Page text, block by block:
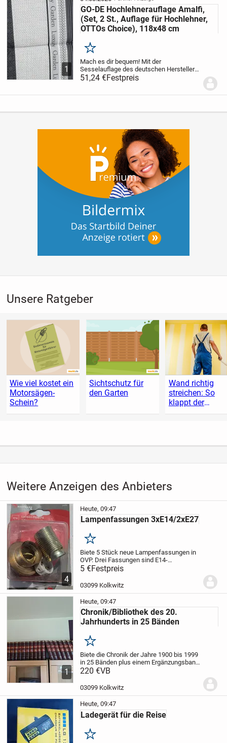
1
GO-DE Hochlehnerauflage Amalfi,
(Set, 2 St., Auflage für Hochlehner,
OTTOs Choice), 118x48 cm
Merken
Mach es dir bequem! Mit der
Sesselauflage des deutschen Herstellers
GO-DE Textil wird dein Gartenstuhl zum
gemütlichen Sitz- und Ruheplatz. Die
51,24 €Festpreis
Unsere Ratgeber
Wie viel kostet ein
Motorsägen-
Schein?
Sichtschutz für
den Garten
Wand richtig
streichen: So
klappt der
Anstrich
Weitere Anzeigen des Anbieters
4
Heute, 09:47
Lampenfassungen 3xE14/2xE27
Merken
Biete 5 Stück neue Lampenfassungen in
OVP. Drei Fassungen sind E14-
vermessingt, eine Fassung E27-
vermessingt und eine Fassung ist aus
Kunststoff.Der Preis gilt für alle 5
5 €Festpreis
03099 Kolkwitz
1
Heute, 09:47
Chronik/Bibliothek des 20.
Jahrhunderts in 25 Bänden
Merken
Biete die Chronik der Jahre 1900 bis 1999
in 25 Bänden plus einem Ergänzungsband
mit 2 CD`s und Phonobox. Die Bände sind
Jeder Band hat ca. 250 Seiten und hat
220 €VB
03099 Kolkwitz
Heute, 09:47
Ladegerät für die Reise
Merken